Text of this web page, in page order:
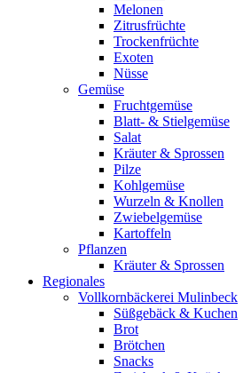
Melonen
Zitrusfrüchte
Trockenfrüchte
Exoten
Nüsse
Gemüse
Fruchtgemüse
Blatt- & Stielgemüse
Salat
Kräuter & Sprossen
Pilze
Kohlgemüse
Wurzeln & Knollen
Zwiebelgemüse
Kartoffeln
Pflanzen
Kräuter & Sprossen
Regionales
Vollkornbäckerei Mulinbeck
Süßgebäck & Kuchen
Brot
Brötchen
Snacks